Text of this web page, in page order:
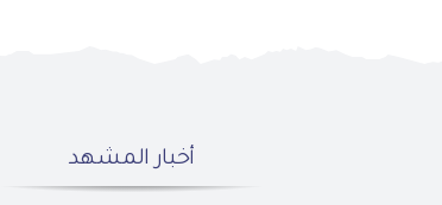
أخبار المشهد